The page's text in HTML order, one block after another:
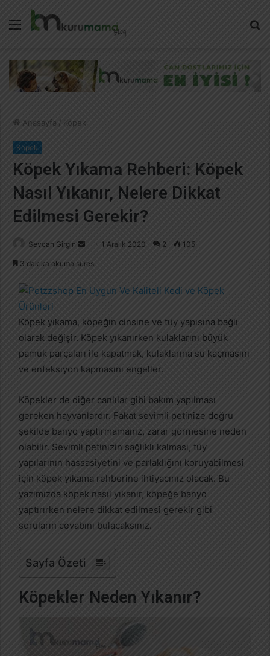
Menü
Anasayfa / Köpek
Köpek
Köpek Yıkama Rehberi: Köpek
Nasıl Yıkanır, Nelere Dikkat
Edilmesi Gerekir?
Sevcan Girgin
e
t
a
ö
n
d
e
r
m
e
1 Aralık 2020 2 105
3 dakika okuma süresi
Köpek yıkama, köpeğin cinsine ve tüy yapısına bağlı
olarak değişir. Köpek yıkanırken kulaklarını büyük
pamuk parçaları ile kapatmak, kulaklarına su kaçmasını
ve enfeksiyon kapmasını engeller.
Köpekler de diğer canlılar gibi bakım yapılması
gereken hayvanlardır. Fakat sevimli petinize doğru
şekilde banyo yaptırmamanız, zarar görmesine neden
olabilir. Sevimli petinizin sağlıklı kalması, tüy
yapılarının hassasiyetini ve parlaklığını koruyabilmesi
için köpek yıkama rehberine ihtiyacınız olacak. Bu
yazımızda köpek nasıl yıkanır, köpeğe banyo
yaptırırken nelere dikkat edilmesi gerekir gibi
soruların cevabını bulacaksınız.
Sayfa Özeti
Köpekler Neden Yıkanır?